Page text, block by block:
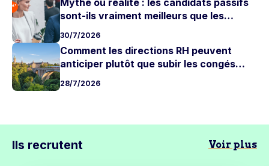
Mythe ou réalité : les candidats passifs
sont-ils vraiment meilleurs que les
candidats actifs ?
30/7/2026
Comment les directions RH peuvent
anticiper plutôt que subir les congés
d'été
28/7/2026
Ils recrutent Voir plus